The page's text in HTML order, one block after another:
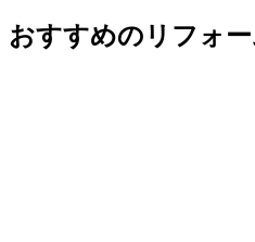
おすすめのリフォ